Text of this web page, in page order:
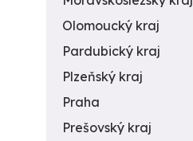
Olomoucký kraj
Pardubický kraj
Plzeňský kraj
Praha
Prešovský kraj